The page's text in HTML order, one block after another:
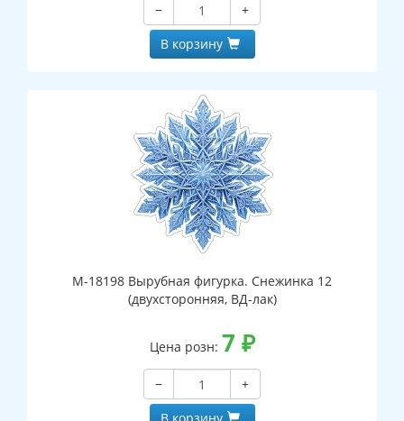
−
+
В корзину
М-18198 Вырубная фигурка. Снежинка 12
(двухсторонняя, ВД-лак)
Цена розн: 7 ₽
−
+